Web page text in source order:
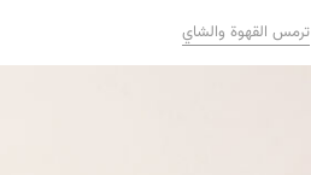
ترمس القهوة والشاي